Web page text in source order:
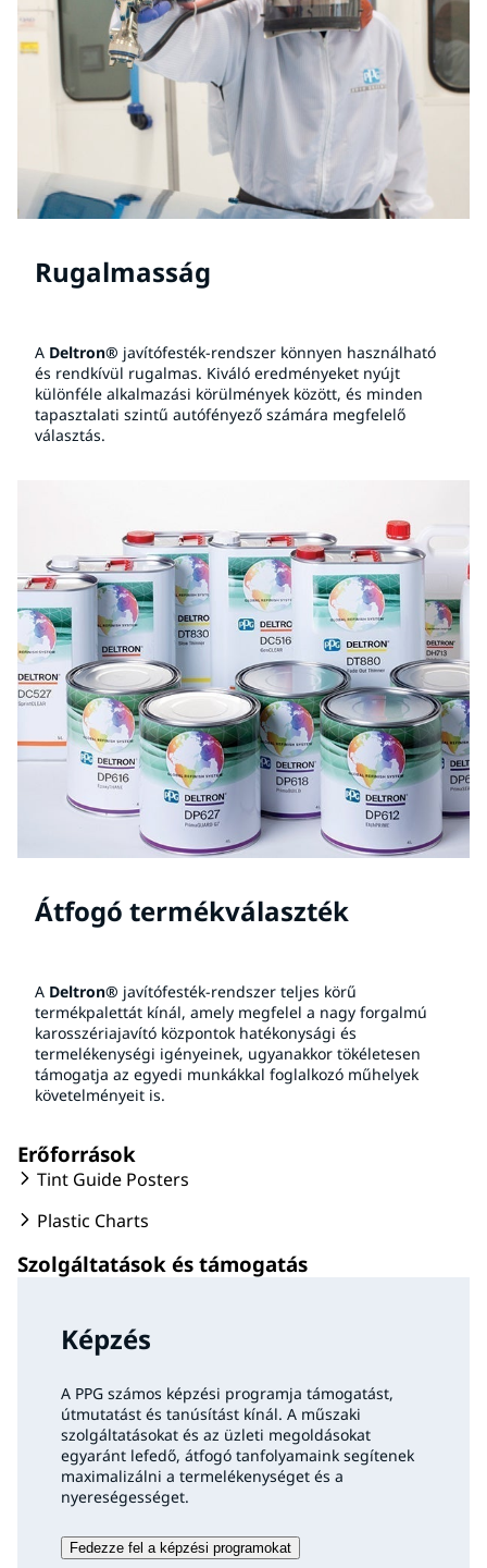
Rugalmasság
A Deltron® javítófesték-rendszer könnyen használható
és rendkívül rugalmas. Kiváló eredményeket nyújt
különféle alkalmazási körülmények között, és minden
tapasztalati szintű autófényező számára megfelelő
választás.
Átfogó termékválaszték
A Deltron® javítófesték-rendszer teljes körű
termékpalettát kínál, amely megfelel a nagy forgalmú
karosszériajavító központok hatékonysági és
termelékenységi igényeinek, ugyanakkor tökéletesen
támogatja az egyedi munkákkal foglalkozó műhelyek
követelményeit is.
Erőforrások
Tint Guide Posters
Plastic Charts
Szolgáltatások és támogatás
Képzés
A PPG számos képzési programja támogatást,
útmutatást és tanúsítást kínál. A műszaki
szolgáltatásokat és az üzleti megoldásokat
egyaránt lefedő, átfogó tanfolyamaink segítenek
maximalizálni a termelékenységet és a
nyereségességet.
Fedezze fel a képzési programokat